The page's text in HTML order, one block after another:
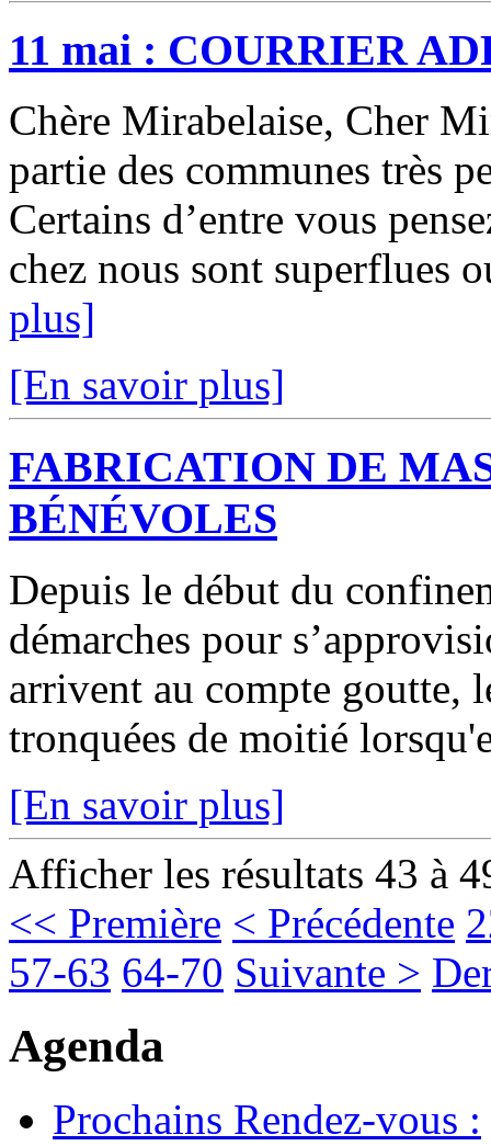
11 mai : COURRIER
Chère Mirabelaise, Cher
partie des communes très
Certains d’entre vous
chez nous sont superflues
plus]
[En savoir plus]
FABRICATION DE
BÉNÉVOLES
Depuis le début du
démarches pour
arrivent au compte goutte,
tronquées de moitié
[En savoir plus]
Afficher les résultats 43 à
<< Première < Précédente
57-63 64-70 Suivante >
Agenda
Prochains Rendez-vous :